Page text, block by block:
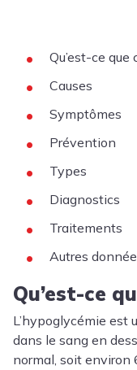
Qu’est-ce que
Causes
Symptômes
Prévention
Types
Diagnostics
Traitements
Autres
Qu’est-ce
L’hypoglycémie est
dans le sang en
normal, soit environ